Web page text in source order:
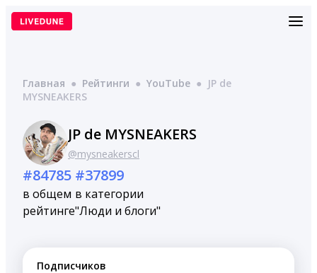
Перейти
Главная ● Рейтинги ● YouTube ● JP de
MYSNEAKERS
JP de MYSNEAKERS
@mysneakerscl
#84785
в общем
рейтинге
#37899
в категории
"Люди и блоги"
Подписчиков